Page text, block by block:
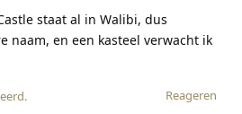
staat al in Walibi, dus
naam, en een kasteel verwacht ik
Reageren
.